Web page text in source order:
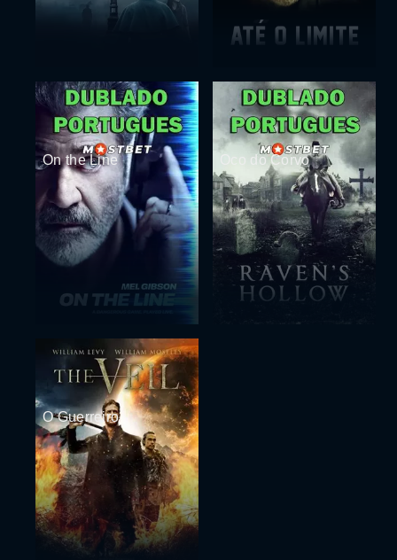
On the Line Oco do Corvo
O Guerreiro